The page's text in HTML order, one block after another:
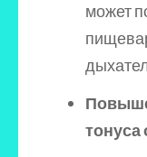
может
тонуса